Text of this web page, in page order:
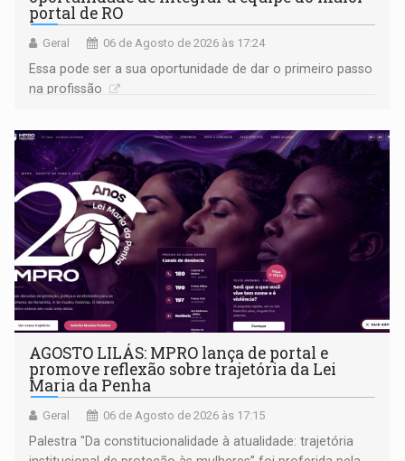
portal de RO
Geral 06 de Agosto de 2026 às 17:24
Essa pode ser a sua oportunidade de dar o primeiro passo
na profissão
AGOSTO LILÁS: MPRO lança de portal e
promove reflexão sobre trajetória da Lei
Maria da Penha
Geral 06 de Agosto de 2026 às 17:15
Palestra "Da constitucionalidade à atualidade: trajetória